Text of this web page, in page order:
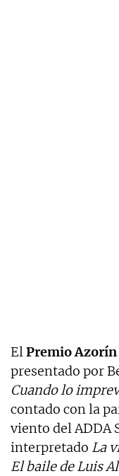
ElPremio Azorín
presentado por
Cuando lo
contado con la
viento del ADDA
interpretado La
El baile de Luis